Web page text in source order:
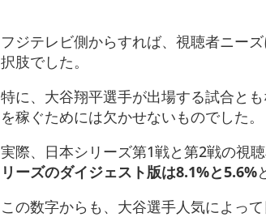
フジテレビ側からすれば、視聴者ニー
択肢でした。
特に、大谷翔平選手が出場する試合と
を稼ぐためには欠かせないものでした。
実際、日本シリーズ第1戦と第2戦の視
リーズのダイジェスト版は8.1%と5.6%
この数字からも、大谷選手人気によっ